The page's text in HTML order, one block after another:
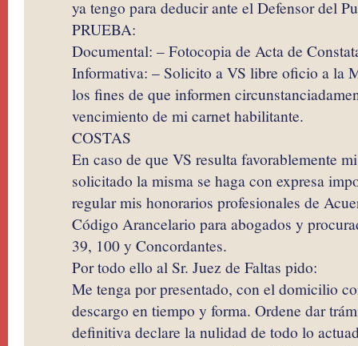
ya tengo para deducir ante el Defensor del
PRUEBA:
Documental: – Fotocopia de Acta de
Informativa: – Solicito a VS libre oficio a la
los fines de que informen
vencimiento de mi carnet habilitante.
COSTAS
En caso de que VS resulta favorablemente
solicitado la misma se haga con expresa
regular mis honorarios profesionales de
Código Arancelario para abogados y
39, 100 y Concordantes.
Por todo ello al Sr. Juez de Faltas pido:
Me tenga por presentado, con el domicilio
descargo en tiempo y forma. Ordene dar
definitiva declare la nulidad de todo lo